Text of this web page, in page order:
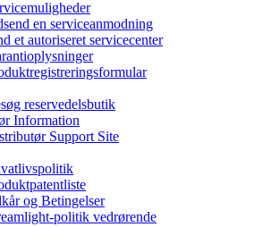
en serviceanmodning
et autoriseret servicecenter
reservedelsbutik
Information
Support Site
og Betingelser
politik vedrørende